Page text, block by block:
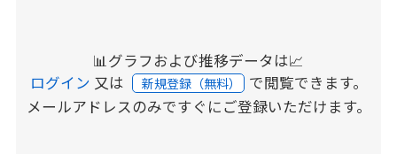
📊グラフおよび推移データは📈
ログイン 又は 新規登録（無料） で閲覧できます。
メールアドレスのみですぐにご登録いただけます。